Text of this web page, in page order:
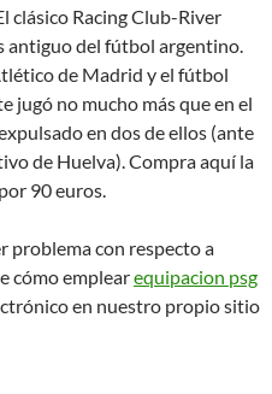
clásico Racing Club-River
antiguo del fútbol argentino.
de Madrid y el fútbol
jugó no mucho más que en el
en dos de ellos (ante
de Huelva). Compra aquí la
90 euros.
problema con respecto a
cómo emplearequipacion psg
en nuestro propio sitio